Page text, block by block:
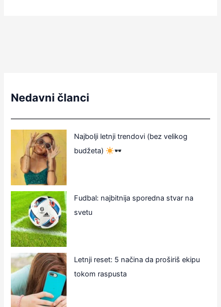
Nedavni članci
Najbolji letnji trendovi (bez velikog
budžeta)
Fudbal: najbitnija sporedna stvar na
svetu
Letnji reset: 5 načina da proširiš ekipu
tokom raspusta